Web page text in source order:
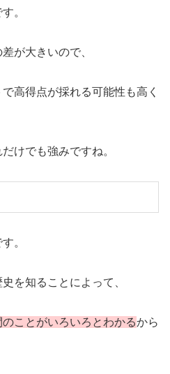
。
が大きいので、
高得点が採れる可能性も高く
けでも強みですね。
。
を知ることによって、
のことがいろいろとわかるから